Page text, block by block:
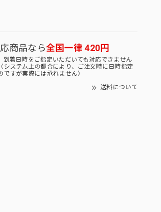
商品なら全国一律 420円
到着日時をご指定いただいても対応できません
システム上の都合により、ご注文時に日時指定
すが実際には承れません）
送料について